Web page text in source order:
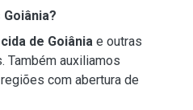
de Goiânia e outras
Também auxiliamos
com abertura de